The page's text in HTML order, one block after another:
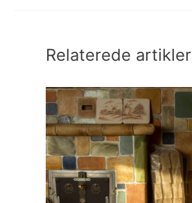
Relaterede artikler